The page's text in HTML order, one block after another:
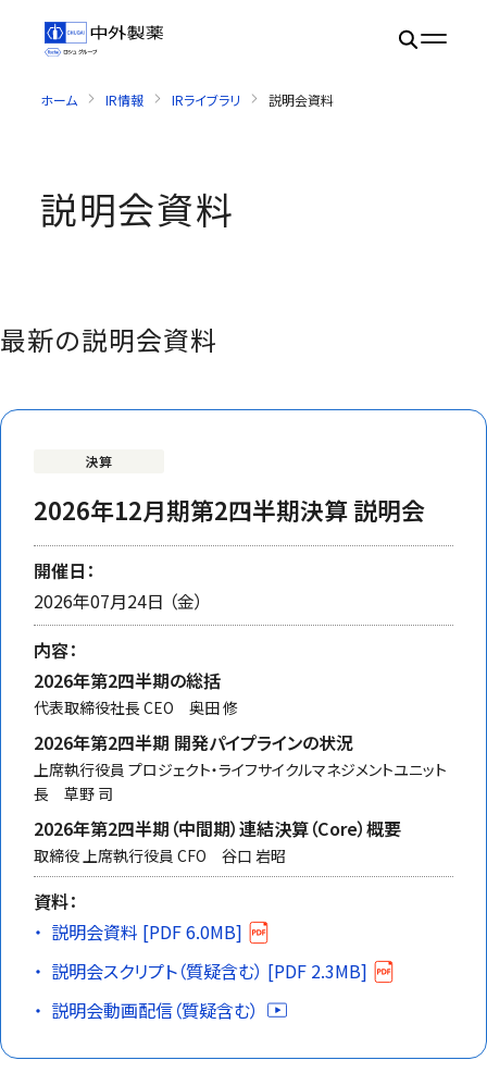
ホーム IR情報 IRライブラリ 説明会資料
説明会資料
最新の説明会資料
決算
2026年12月期第2四半期決算 説明会
開催日：
2026年07月24日 （金）
内容：
2026年第2四半期の総括
代表取締役社長 CEO 奥田 修
2026年第2四半期 開発パイプラインの状況
上席執行役員 プロジェクト・ライフサイクルマネジメントユニット
長 草野 司
2026年第2四半期（中間期）連結決算（Core）概要
取締役 上席執行役員 CFO 谷口 岩昭
資料：
説明会資料 [PDF 6.0MB]
説明会スクリプト（質疑含む） [PDF 2.3MB]
説明会動画配信（質疑含む）